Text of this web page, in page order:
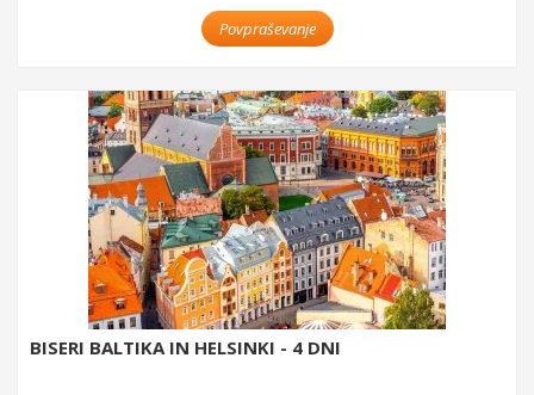
Povpraševanje
BISERI BALTIKA IN HELSINKI - 4 DNI